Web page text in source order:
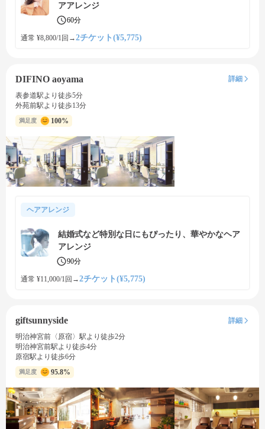
アアレンジ
60分
通常 ¥8,800/1回 →2チケット(¥5,775)
DIFINO aoyama
詳細
表参道駅より徒歩5分
外苑前駅より徒歩13分
満足度 100%
ヘアアレンジ
結婚式など特別な日にもぴったり、華やかなヘア
アレンジ
90分
通常 ¥11,000/1回 →2チケット(¥5,775)
giftsunnyside
詳細
明治神宮前〈原宿〉駅より徒歩2分
明治神宮前駅より徒歩4分
原宿駅より徒歩6分
満足度 95.8%